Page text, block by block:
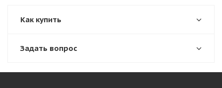
Как купить
Задать вопрос